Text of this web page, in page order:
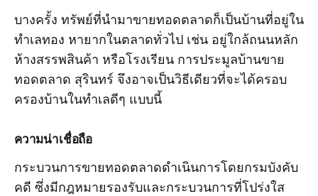
บางครั้ง ทรัพย์ที่นำมาขายทอดตลาดก็เป็นบ้านที่อยู่ใน
ทำเลทอง หายากในตลาดทั่วไป เช่น อยู่ใกล้ถนนหลัก
ห้างสรรพสินค้า หรือโรงเรียน การประมูลบ้านขาย
ทอดตลาด สุรินทร์ จึงอาจเป็นวิธีเดียวที่จะได้ครอบ
ครองบ้านในทำเลดีๆ แบบนี้
ความน่าเชื่อถือ
กระบวนการขายทอดตลาดดำเนินการโดยกรมบังคับ
คดี ซึ่งมีกฎหมายรองรับและกระบวนการที่โปร่งใส